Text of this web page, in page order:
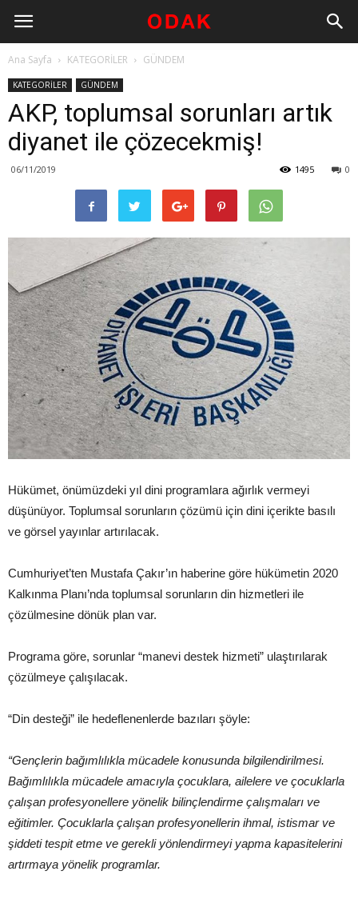
Ana Sayfa KATEGORİLER GÜNDEM
KATEGORİLER GÜNDEM
AKP, toplumsal sorunları artık
diyanet ile çözecekmiş!
06/11/2019 0
1495
Hükümet, önümüzdeki yıl dini programlara ağırlık vermeyi
düşünüyor. Toplumsal sorunların çözümü için dini içerikte basılı
ve görsel yayınlar artırılacak.
Cumhuriyet’ten Mustafa Çakır’ın haberine göre hükümetin 2020
Kalkınma Planı’nda toplumsal sorunların din hizmetleri ile
çözülmesine dönük plan var.
Programa göre, sorunlar “manevi destek hizmeti” ulaştırılarak
çözülmeye çalışılacak.
“Din desteği” ile hedeflenenlerde bazıları şöyle:
“Gençlerin bağımlılıkla mücadele konusunda bilgilendirilmesi.
Bağımlılıkla mücadele amacıyla çocuklara, ailelere ve çocuklarla
çalışan profesyonellere yönelik bilinçlendirme çalışmaları ve
eğitimler. Çocuklarla çalışan profesyonellerin ihmal, istismar ve
şiddeti tespit etme ve gerekli yönlendirmeyi yapma kapasitelerini
artırmaya yönelik programlar.